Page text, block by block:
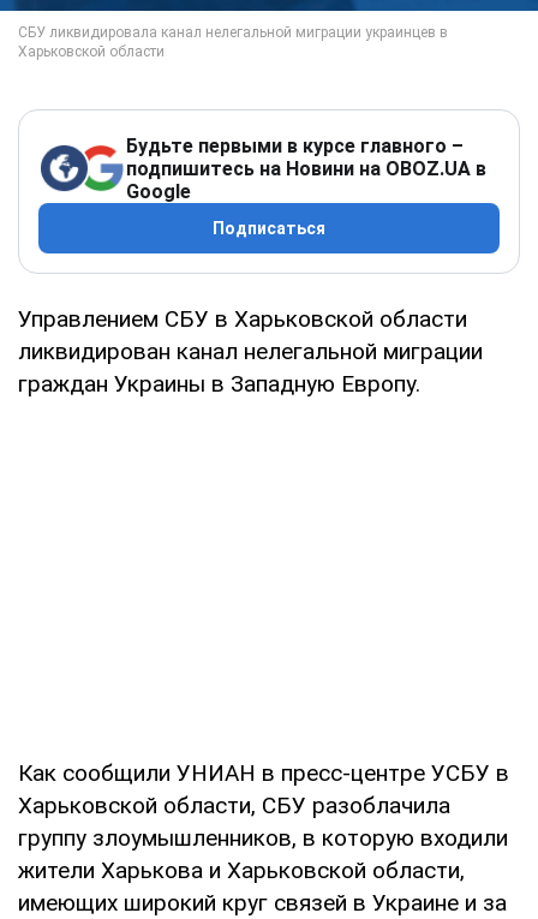
Будьте первыми в курсе главного –
подпишитесь на Новини на OBOZ.UA в
Google
Подписаться
Управлением СБУ в Харьковской области
ликвидирован канал нелегальной миграции
граждан Украины в Западную Европу.
Как сообщили УНИАН в пресс-центре УСБУ в
Харьковской области, СБУ разоблачила
группу злоумышленников, в которую входили
жители Харькова и Харьковской области,
имеющих широкий круг связей в Украине и за